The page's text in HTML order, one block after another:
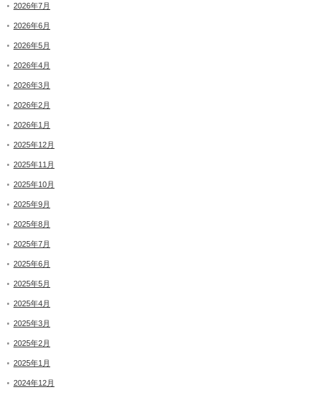
2026年7月
2026年6月
2026年5月
2026年4月
2026年3月
2026年2月
2026年1月
2025年12月
2025年11月
2025年10月
2025年9月
2025年8月
2025年7月
2025年6月
2025年5月
2025年4月
2025年3月
2025年2月
2025年1月
2024年12月